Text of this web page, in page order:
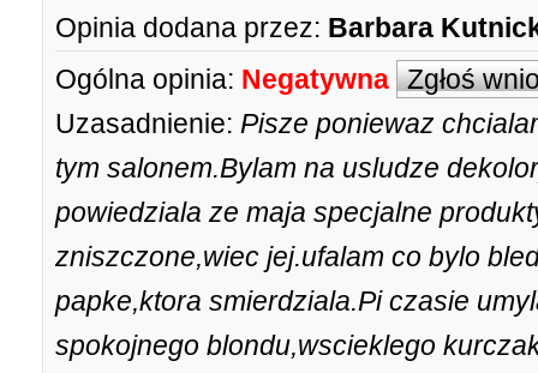
Opinia dodana przez: Barbara
Ogólna opinia: Negatywna Zgłoś
Uzasadnienie: Pisze poniewaz
tym salonem.Bylam na usludze
powiedziala ze maja specjalne
zniszczone,wiec jej.ufalam co bylo
papke,ktora smierdziala.Pi czasie
spokojnego blondu,wscieklego